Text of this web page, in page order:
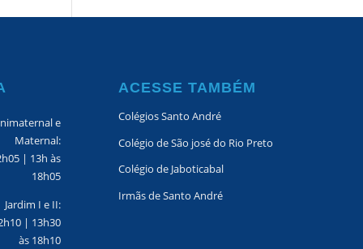
e
Maternal:
| 13h às
18h05
Jardim I e II:
| 13h30
às 18h10
ACESSE TAMBÉM
Colégios Santo André
Colégio de São josé do Rio Preto
Colégio de Jaboticabal
Irmãs de Santo André